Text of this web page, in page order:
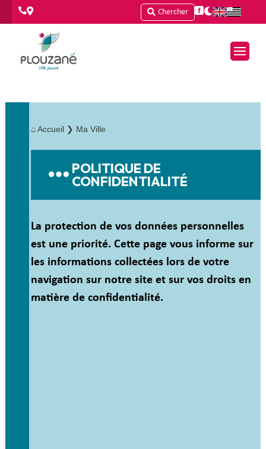
 Chercher  
⌂Accueil ❯ Ma Ville
POLITIQUE DE
CONFIDENTIALITÉ
La protection de vos données personnelles
est une priorité. Cette page vous informe sur
les informations collectées lors de votre
navigation sur notre site et sur vos droits en
matière de confidentialité.